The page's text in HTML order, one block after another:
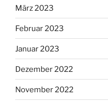
März 2023
Februar 2023
Januar 2023
Dezember 2022
November 2022